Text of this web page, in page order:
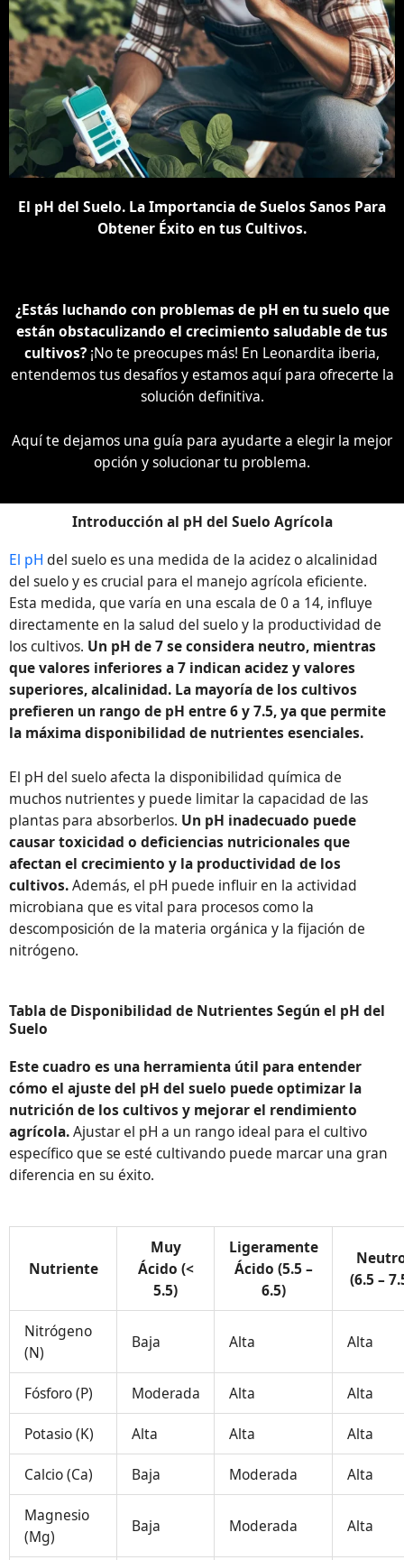
El pH del Suelo. La Importancia de Suelos Sanos Para
Obtener Éxito en tus Cultivos.
¿Estás luchando con problemas de pH en tu suelo que
están obstaculizando el crecimiento saludable de tus
cultivos? ¡No te preocupes más! En Leonardita iberia,
entendemos tus desafíos y estamos aquí para ofrecerte la
solución definitiva.
Aquí te dejamos una guía para ayudarte a elegir la mejor
opción y solucionar tu problema.
Introducción al pH del Suelo Agrícola
El pH del suelo es una medida de la acidez o alcalinidad
del suelo y es crucial para el manejo agrícola eficiente.
Esta medida, que varía en una escala de 0 a 14, influye
directamente en la salud del suelo y la productividad de
los cultivos. Un pH de 7 se considera neutro, mientras
que valores inferiores a 7 indican acidez y valores
superiores, alcalinidad. La mayoría de los cultivos
prefieren un rango de pH entre 6 y 7.5, ya que permite
la máxima disponibilidad de nutrientes esenciales.
El pH del suelo afecta la disponibilidad química de
muchos nutrientes y puede limitar la capacidad de las
plantas para absorberlos. Un pH inadecuado puede
causar toxicidad o deficiencias nutricionales que
afectan el crecimiento y la productividad de los
cultivos.Además, el pH puede influir en la actividad
microbiana que es vital para procesos como la
descomposición de la materia orgánica y la fijación de
nitrógeno.
Tabla de Disponibilidad de Nutrientes Según el pH del
Suelo
Este cuadro es una herramienta útil para entender
cómo el ajuste del pH del suelo puede optimizar la
nutrición de los cultivos y mejorar el rendimiento
agrícola.Ajustar el pH a un rango ideal para el cultivo
específico que se esté cultivando puede marcar una gran
diferencia en su éxito.
Nutriente
Muy
Ácido (<
5.5)
Ligeramente
Ácido (5.5 –
6.5)
(6.5 –
Nitrógeno
(N)
Baja Alta Alta
Fósforo (P) Moderada Alta Alta
Potasio (K) Alta Alta Alta
Calcio (Ca) Baja Moderada Alta
Magnesio
(Mg)
Baja Moderada Alta